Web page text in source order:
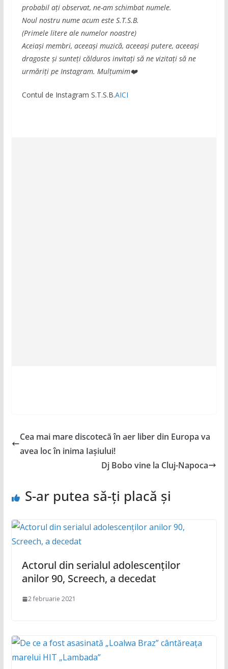
probabil aţi observat, ne-am schimbat numele.
Noul nostru nume acum este S.T.S.B.
(Primele litere ale numelor noastre)
Aceiași membri, aceeași muzică, aceeași putere, aceeași
dragoste şi sunteți călduros invitați să ne vizitați să ne
urmăriți pe Instagram. Mulțumim❤️
Contul de Instagram S.T.S.B.AICI
Cea mai mare discotecă în aer liber din Europa va
avea loc în inima Iașiului!
Dj Bobo vine la Cluj-Napoca
S-ar putea să-ți placă și
Actorul din serialul adolescenților
anilor 90, Screech, a decedat
2 februarie 2021